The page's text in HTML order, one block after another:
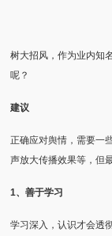
树大招风，作为业内知
呢？
建议
正确应对舆情，需要一
声放大传播效果等，但
1、善于学习
学习深入，认识才会透